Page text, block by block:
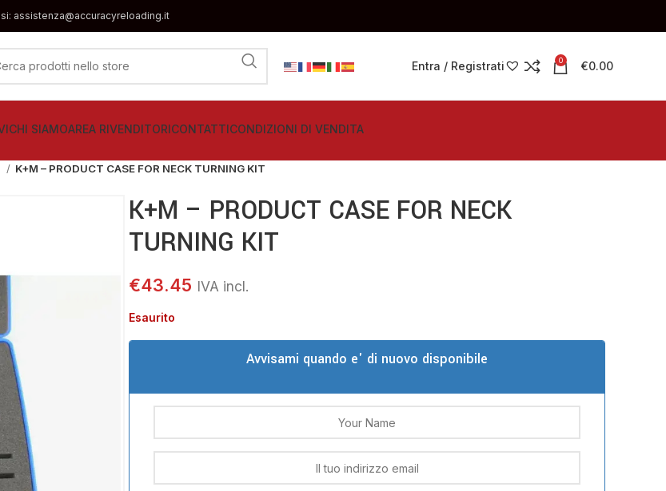
assistenza@accuracyreloading.it
Entra / Registrati 0 €0.00
CHI SIAMOAREA RIVENDITORICONTATTICONDIZIONI DI VENDITA
K+M – PRODUCT CASE FOR NECK TURNING KIT
K+M – PRODUCT CASE FOR NECK
TURNING KIT
€43.45
Esaurito
Avvisami quando e' di nuovo disponibile